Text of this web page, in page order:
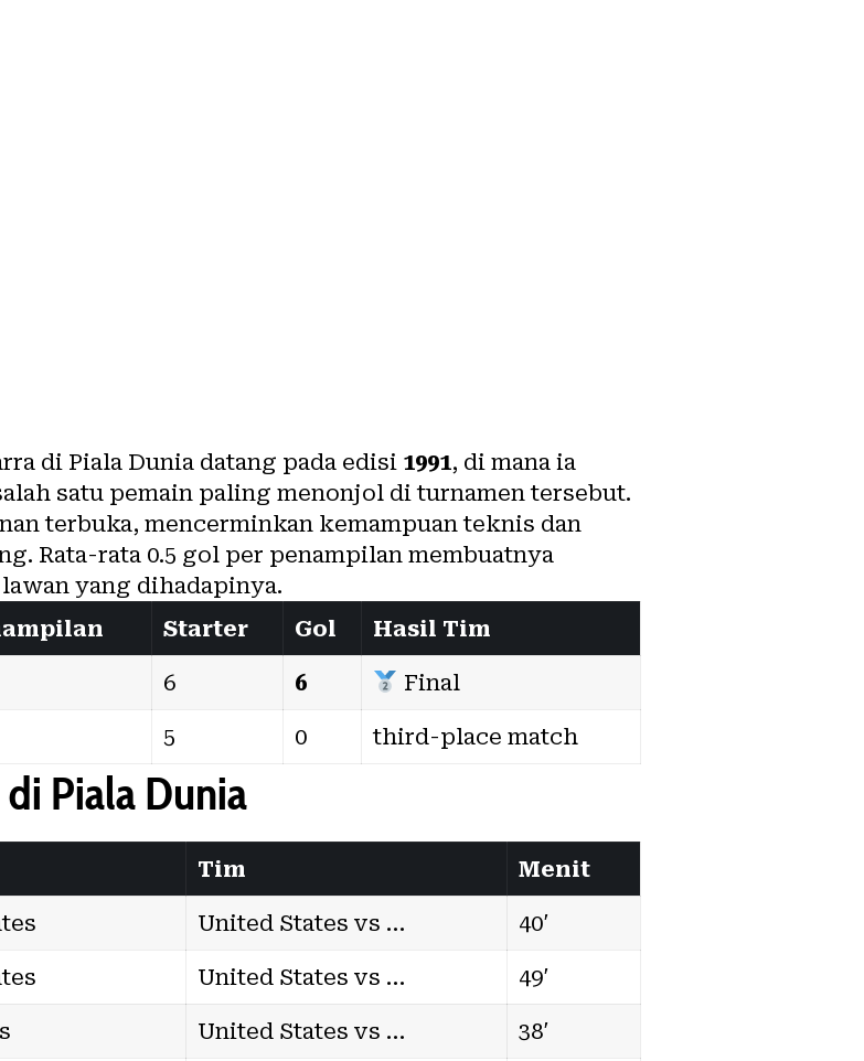
di Piala Dunia datang pada edisi 1991, di mana ia
satu pemain paling menonjol di turnamen tersebut.
terbuka, mencerminkan kemampuan teknis dan
Rata-rata 0.5 gol per penampilan membuatnya
yang dihadapinya.
Starter Gol Hasil Tim
6 6 Final
5 0 third-place match
Piala Dunia
Tim Menit
United States vs … 40′
United States vs … 49′
United States vs … 38′